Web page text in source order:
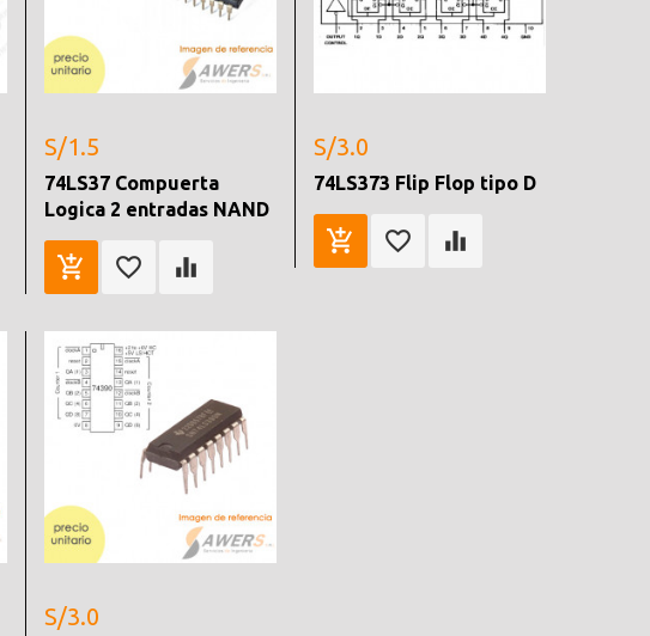
S/1.5
74LS37 Compuerta
Logica 2 entradas NAND
S/3.0
74LS373 Flip Flop tipo D
S/3.0